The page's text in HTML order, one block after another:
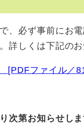
、必ず事前にお
詳しくは下記のお
[PDFファイル／
次第お知らせしま